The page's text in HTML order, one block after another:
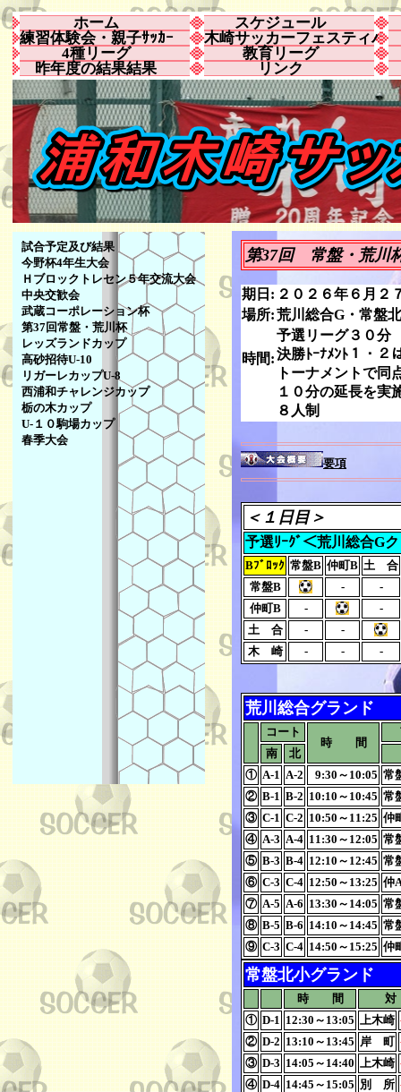
ホーム
スケジュール
練習体験会・親子ｻｯｶｰ
木崎サッカーフェスティバル
4種リーグ
教育リーグ
昨年度の結果結果
リンク
試合予定及び結果
今野杯4年生大会
Ｈブロックトレセン５年交流大会
中央交歓会
武蔵コーポレーション杯
第37回常盤・荒川杯
レッズランドカップ
高砂招待U-10
リガーレカップU-8
西浦和チャレンジカップ
栃の木カップ
U-１０駒場カップ
春季大会
第37回 常盤・荒川
期日: ２０２６年６月
場所:荒川総合G・常盤
時間:
予選リーグ３０分
決勝ﾄｰﾅﾒﾝﾄ１・２
トーナメントで同
１０分の延長を実
８人制
要項
＜１日目＞
予選ﾘｰｸﾞ＜荒川総合G
Bﾌﾞﾛｯｸ 常盤B 仲町B 土 合
常盤B
-
-
仲町B
-
-
土 合
-
-
木 崎
- - -
荒川総合グランド
コート
時 間
南
北
① A-1 A-2 9:30～10:05 常
② B-1 B-2 10:10～10:45 常
③ C-1 C-2 10:50～11:25 仲
④ A-3 A-4 11:30～12:05 常
⑤ B-3 B-4 12:10～12:45 常
⑥ C-3 C-4 12:50～13:25 仲
⑦ A-5 A-6 13:30～14:05 常
⑧ B-5 B-6 14:10～14:45 常
⑨ C-3 C-4 14:50～15:25 仲
常盤北小グランド
時 間
① D-1 12:30～13:05 上木崎
② D-2 13:10～13:45 岸 町
③ D-3 14:05～14:40 上木崎
④ D-4 14:45～15:05 別 所